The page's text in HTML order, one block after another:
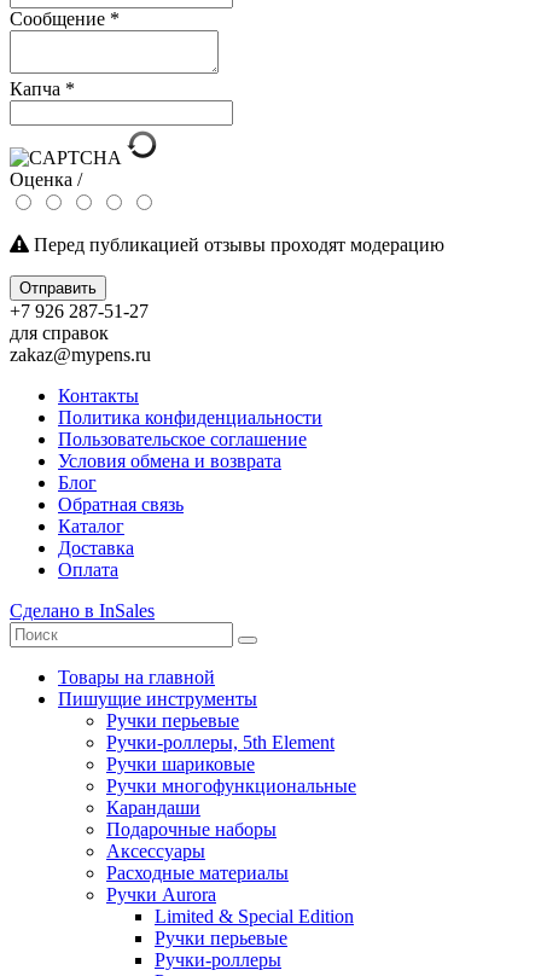
Сообщение *
Капча *
Оценка /
Перед публикацией отзывы проходят модерацию
Отправить
+7 926 287-51-27
для справок
zakaz@mypens.ru
Контакты
Политика конфиденциальности
Пользовательское соглашение
Условия обмена и возврата
Блог
Обратная связь
Каталог
Доставка
Оплата
Сделано в InSales
Товары на главной
Пишущие инструменты
Ручки перьевые
Ручки-роллеры, 5th Element
Ручки шариковые
Ручки многофункциональные
Карандаши
Подарочные наборы
Аксессуары
Расходные материалы
Ручки Aurora
Limited & Special Edition
Ручки перьевые
Ручки-роллеры